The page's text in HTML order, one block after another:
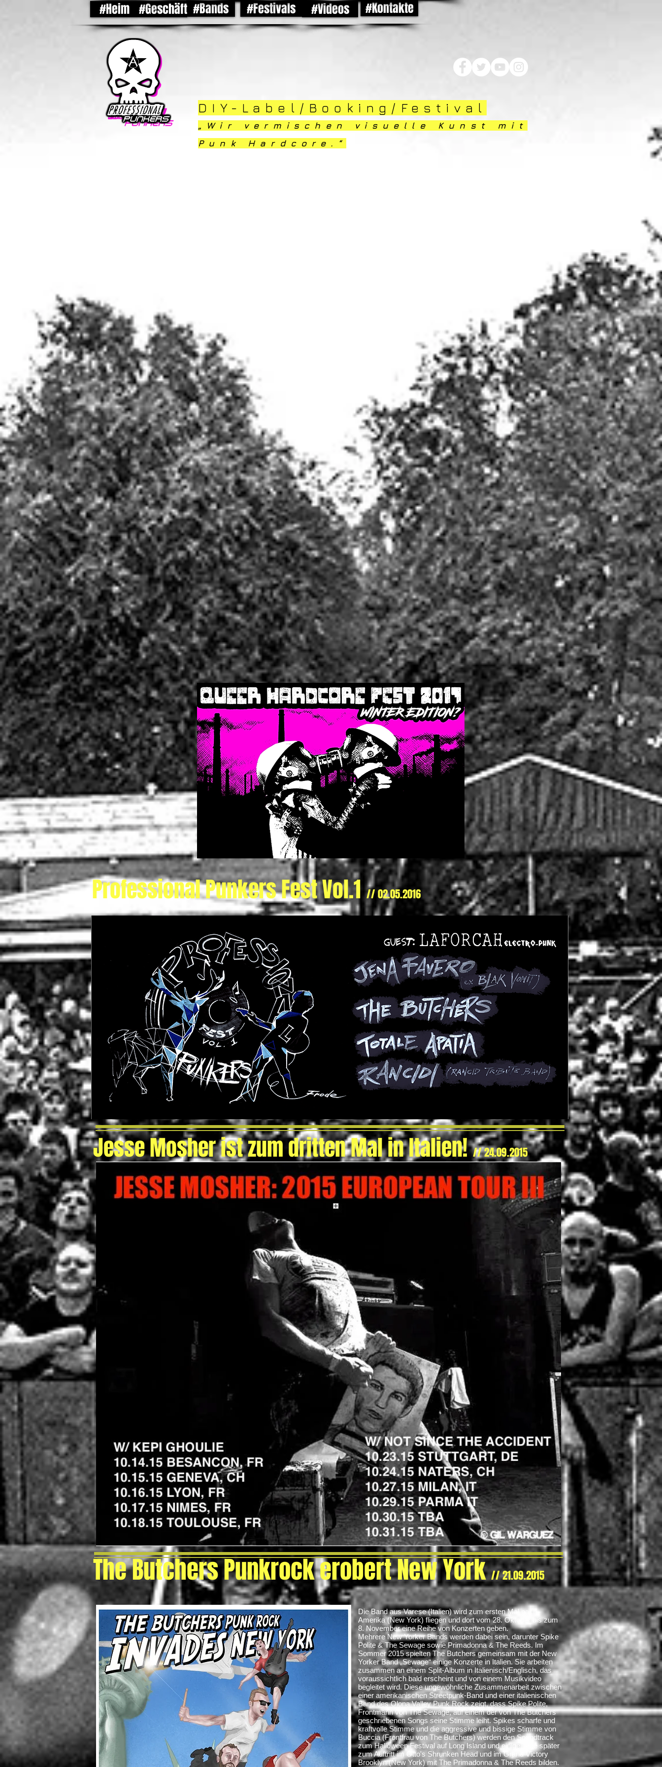
#Heim #Bands #Festivals #Videos #Kontakte
#Geschäft
DIY-Label/Booking/Festival
„Wir vermischen visuelle Kunst mit
Punk Hardcore.“
Professional Punkers Fest Vol.1 // 02.05.2016
Jesse Mosher ist zum dritten Mal in Italien! // 24.09.2015
The Butchers Punkrock erobert New York // 21.09.2015
Die Band aus Varese (Italien) wird zum ersten Mal nach
Amerika (New York) fliegen und dort vom 28. Oktober bis zum
8. November eine Reihe von Konzerten geben.
Mehrere New Yorker Bands werden dabei sein, darunter Spike
Polite & The Sewage sowie Primadonna & The Reeds. Im
Sommer 2015 spielten The Butchers gemeinsam mit der New
Yorker Band „Sewage“ einige Konzerte in Italien. Sie arbeiten
zusammen an einem Split-Album in Italienisch/Englisch, das
voraussichtlich bald erscheint und von einem Musikvideo
begleitet wird. Diese ungewöhnliche Zusammenarbeit zwischen
einer amerikanischen Streetpunk-Band und einer italienischen
Band des Olona Valley Punk Rock zeigt, dass Spike Polite,
Frontmann von The Sewage, auf einem der von The Butchers
geschriebenen Songs seine Stimme leiht. Spikes scharfe und
kraftvolle Stimme und die aggressive und bissige Stimme von
Buccia (Frontfrau von The Butchers) werden den Soundtrack
zum Halloween Festival auf Long Island und einige Tage später
zum Auftritt im Otto's Shrunken Head und im Grand Victory
Brooklyn (New York) mit The Primadonna & The Reeds bilden.